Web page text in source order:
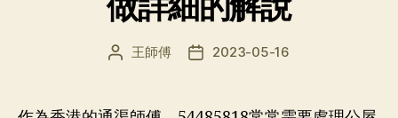
文
者
王師傅
发
期
2023-05-16